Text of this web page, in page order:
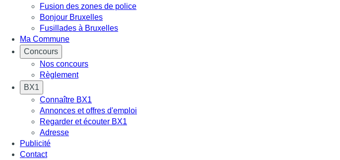
Fusion des zones de police
Bonjour Bruxelles
Fusillades à Bruxelles
Ma Commune
Concours
Nos concours
Règlement
BX1
Connaître BX1
Annonces et offres d'emploi
Regarder et écouter BX1
Adresse
Publicité
Contact